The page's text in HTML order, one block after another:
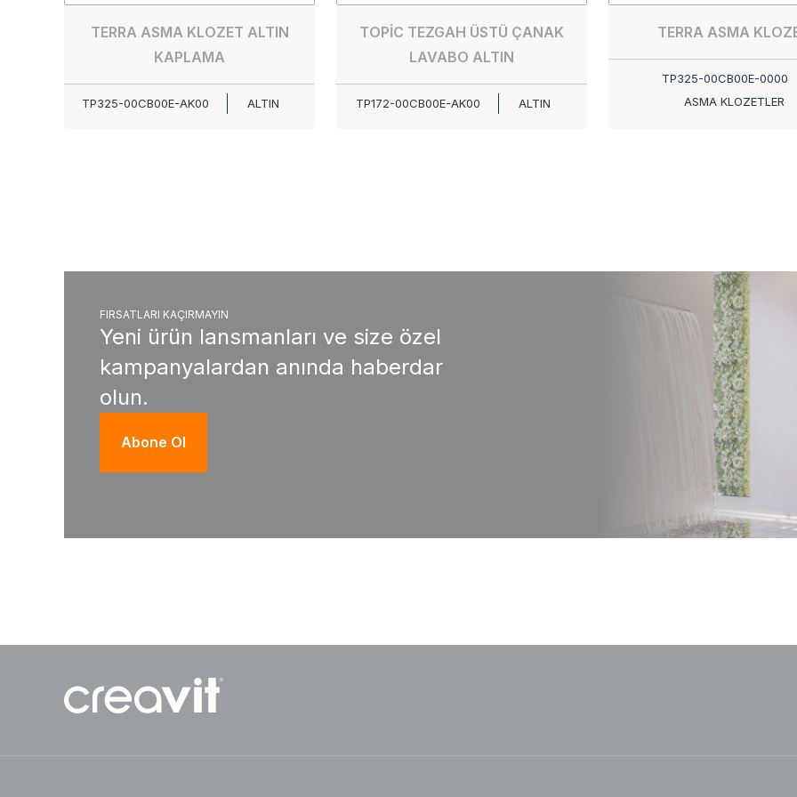
TERRA ASMA KLOZET ALTIN
KAPLAMA
TP325-00CB00E-AK00 ALTIN
TOPİC TEZGAH ÜSTÜ ÇANAK
LAVABO ALTIN
TP172-00CB00E-AK00 ALTIN
TERRA ASMA
TP325-00CB00E-0000
ASMA KLOZETLER
FIRSATLARI KAÇIRMAYIN
Yeni ürün lansmanları ve size özel
kampanyalardan anında haberdar
olun.
Abone Ol